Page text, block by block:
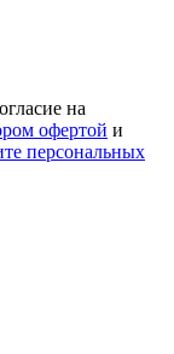
на
офертой и
персональных